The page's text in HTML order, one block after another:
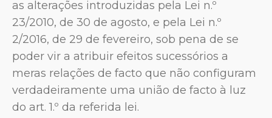
as alterações introduzidas pela Lei n.º
23/2010, de 30 de agosto, e pela Lei n.º
2/2016, de 29 de fevereiro, sob pena de se
poder vir a atribuir efeitos sucessórios a
meras relações de facto que não configuram
verdadeiramente uma união de facto à luz
do art. 1.º da referida lei.